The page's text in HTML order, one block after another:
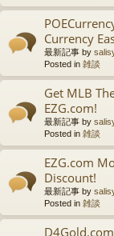
Currency
最新記事 by
Posted in 雑談
Get MLB
EZG.com!
最新記事 by
Posted in 雑談
EZG.com
Discount!
最新記事 by
Posted in 雑談